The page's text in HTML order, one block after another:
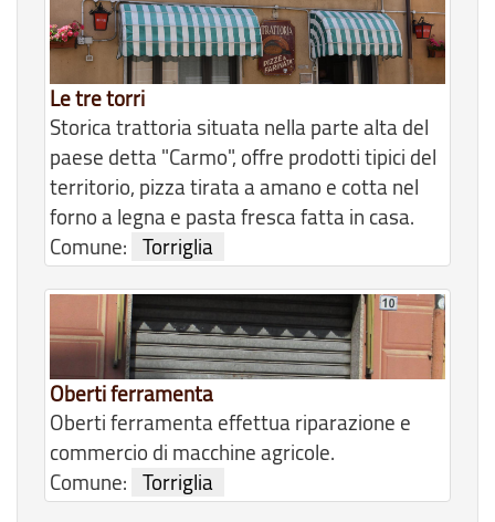
Le tre torri
Storica trattoria situata nella parte alta del
paese detta "Carmo", offre prodotti tipici del
territorio, pizza tirata a amano e cotta nel
forno a legna e pasta fresca fatta in casa.
Comune: Torriglia
Oberti ferramenta
Oberti ferramenta effettua riparazione e
commercio di macchine agricole.
Comune: Torriglia